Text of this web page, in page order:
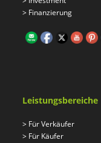
> Finanzierung
Leistungsbereiche
> Für Verkäufer
> Für Käufer